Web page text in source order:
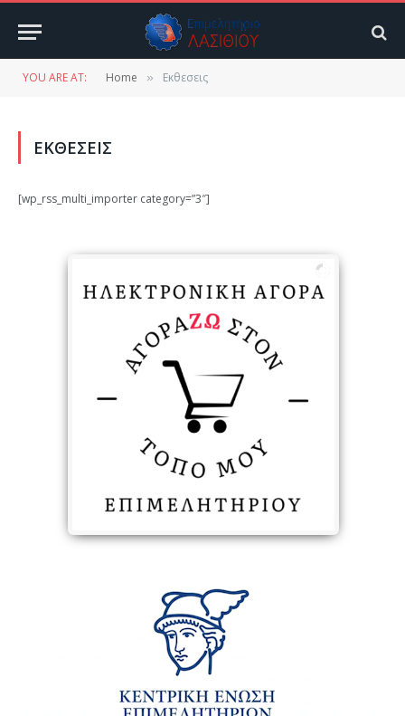
YOU ARE AT: Home » Εκθεσεις
ΕΚΘΕΣΕΙΣ
[wp_rss_multi_importer category=”3″]